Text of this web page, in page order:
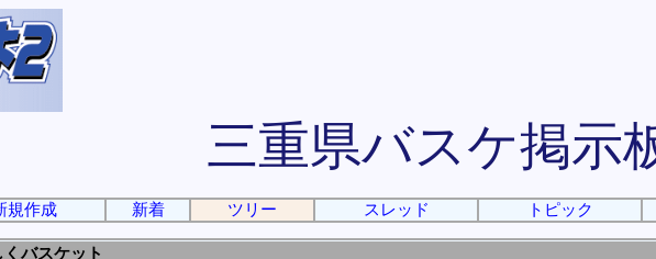
三重県バスケ掲示
規作成 新着 ツリー スレッド トピック
バスケット